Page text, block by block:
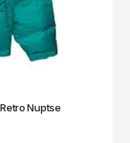
Nuptse